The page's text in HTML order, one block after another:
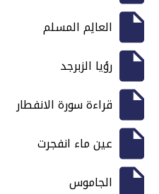
العالِم المسلم
رؤيا الزبرجد
قراءة سورة الانفطار
عين ماء انفجرت
الجاموس